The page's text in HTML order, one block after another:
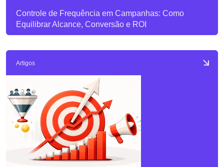
Controle de Frequência em Campanhas: Como
Equilibrar Alcance, Conversão e ROI
Artigos